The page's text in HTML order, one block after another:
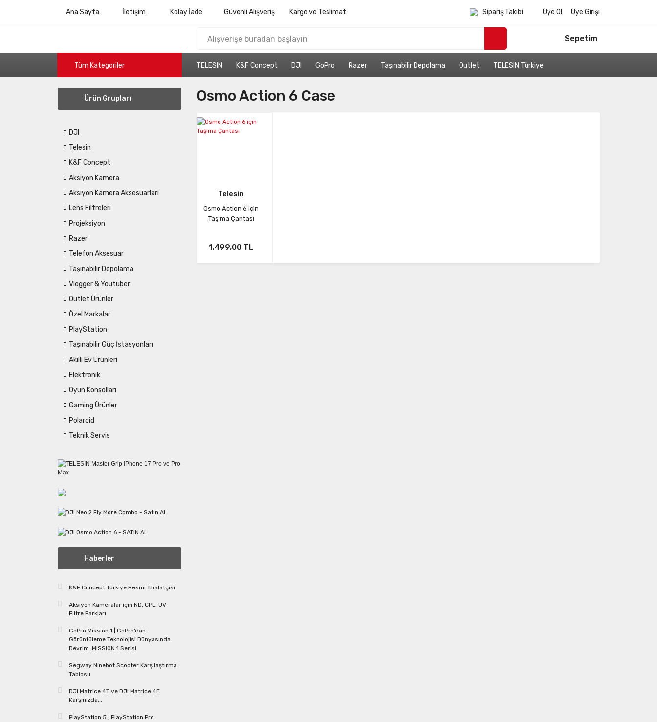
Ana Sayfa İletişim Kolay İade Güvenli Alışveriş Kargo ve Teslimat Sipariş Takibi Üye Ol Üye Girişi
Sepetim
Tüm Kategoriler TELESIN K&F Concept DJI GoPro Razer Taşınabilir Depolama Outlet TELESIN Türkiye
Ürün Grupları
DJI
Telesin
K&F Concept
Aksiyon Kamera
Aksiyon Kamera Aksesuarları
Lens Filtreleri
Projeksiyon
Razer
Telefon Aksesuar
Taşınabilir Depolama
Vlogger & Youtuber
Outlet Ürünler
Özel Markalar
PlayStation
Taşınabilir Güç İstasyonları
Akıllı Ev Ürünleri
Elektronik
Oyun Konsolları
Gaming Ürünler
Polaroid
Teknik Servis
Haberler
K&F Concept Türkiye Resmi İthalatçısı
Aksiyon Kameralar için ND, CPL, UV
Filtre Farkları
GoPro Mission 1 | GoPro’dan
Görüntüleme Teknolojisi Dünyasında
Devrim: MISSION 1 Serisi
Segway Ninebot Scooter Karşılaştırma
Tablosu
DJI Matrice 4T ve DJI Matrice 4E
Karşınızda...
PlayStation 5 , PlayStation Pro
Osmo Action 6 Case
Telesin
Osmo Action 6 için
Taşıma Çantası
1.499,00 TL